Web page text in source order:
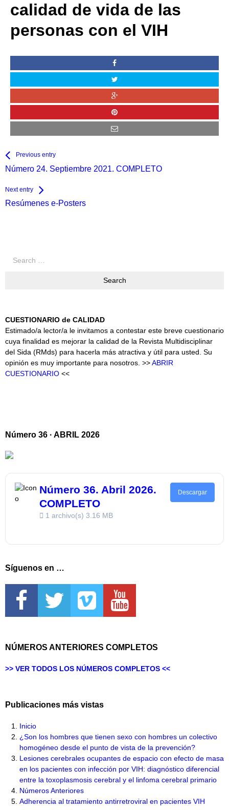
calidad de vida de las
personas con el VIH
See more
Previous entry
Número 24. Septiembre 2021. COMPLETO
Back
All
Next entry
Resúmenes e-Posters
Search
CUESTIONARIO de CALIDAD
Estimado/a lector/a le invitamos a contestar este breve cuestionario
cuya finalidad es mejorar la calidad de la Revista Multidisciplinar
del Sida (RMds) para hacerla más atractiva y útil para usted. Su
opinión es muy importante para nosotros. >>ABRIR
CUESTIONARIO <<
Número 36 · ABRIL 2026
Número 36. Abril 2026.
COMPLETO
1 archivo(s) 3.16 MB
Descargar
Síguenos en …
NÚMEROS ANTERIORES COMPLETOS
>> VER TODOS LOS NÚMEROS COMPLETOS <<
Publicaciones más vistas
Inicio
¿Son los hombres que tienen sexo con hombres un colectivo
homogéneo desde el punto de vista de la prevención?
Lesiones cerebrales ocupantes de espacio con efecto de masa
en los pacientes con infección por VIH: diagnóstico diferencial
entre la toxoplasmosis cerebral y el linfoma cerebral primario
Números Anteriores
Adherencia al tratamiento antirretroviral en pacientes VIH